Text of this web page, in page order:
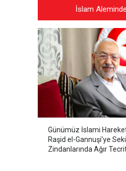
İslam
Günümüz İslami
Raşid el-Gannuşi’ye
Zindanlarında Ağır